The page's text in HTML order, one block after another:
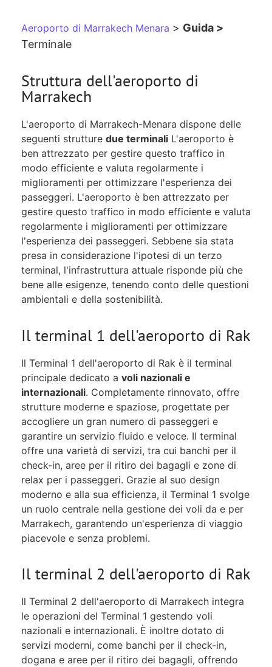
Aeroporto di Marrakech Menara > Guida >
Terminale
Struttura dell'aeroporto di
Marrakech
L'aeroporto di Marrakech-Menara dispone delle
seguenti strutture due terminali L'aeroporto è
ben attrezzato per gestire questo traffico in
modo efficiente e valuta regolarmente i
miglioramenti per ottimizzare l'esperienza dei
passeggeri. L'aeroporto è ben attrezzato per
gestire questo traffico in modo efficiente e valuta
regolarmente i miglioramenti per ottimizzare
l'esperienza dei passeggeri. Sebbene sia stata
presa in considerazione l'ipotesi di un terzo
terminal, l'infrastruttura attuale risponde più che
bene alle esigenze, tenendo conto delle questioni
ambientali e della sostenibilità.
Il terminal 1 dell'aeroporto di Rak
Il Terminal 1 dell'aeroporto di Rak è il terminal
principale dedicato a voli nazionali e
internazionali. Completamente rinnovato, offre
strutture moderne e spaziose, progettate per
accogliere un gran numero di passeggeri e
garantire un servizio fluido e veloce. Il terminal
offre una varietà di servizi, tra cui banchi per il
check-in, aree per il ritiro dei bagagli e zone di
relax per i passeggeri. Grazie al suo design
moderno e alla sua efficienza, il Terminal 1 svolge
un ruolo centrale nella gestione dei voli da e per
Marrakech, garantendo un'esperienza di viaggio
piacevole e senza problemi.
Il terminal 2 dell'aeroporto di Rak
Il Terminal 2 dell'aeroporto di Marrakech integra
le operazioni del Terminal 1 gestendo voli
nazionali e internazionali. È inoltre dotato di
servizi moderni, come banchi per il check-in,
dogana e aree per il ritiro dei bagagli, offrendo